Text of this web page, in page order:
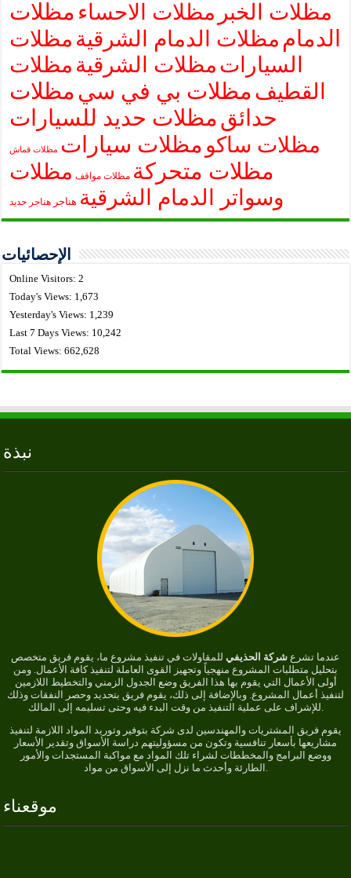
مظلات الخبر مظلات الاحساء مظلات
الدمام مظلات الدمام الشرقية مظلات
السياراتمظلات الشرقية مظلات
القطيفمظلات بي في سيمظلات
حدائقمظلات حديد للسيارات
مظلات ساكو مظلات سيارات مظلات قماش
مظلات متحركة مظلات مواقف مظلات
وسواتر الدمام الشرقية هناجر هناجر حديد
الإحصائيات
Online Visitors:2
Today's Views: 1,673
Yesterday's Views: 1,239
Last 7 Days Views: 10,242
Total Views:662,628
نبذة
عندما تشرع شركة الحذيفي للمقاولات في تنفيذ مشروع ما، يقوم فريق متخصص
بتحليل متطلبات المشروع منهجياً وتجهيز القوى العاملة لتنفيذ كافة الأعمال. ومن
أولى الأعمال التي يقوم بها هذا الفريق وضع الجدول الزمني والتخطيط اللازمين
لتنفيذ أعمال المشروع. وبالإضافة إلى ذلك، يقوم فريق بتحديد وحصر النفقات وذلك
يقوم فريق المشتريات والمهندسين لدى شركة بتوفير وتوريد المواد اللازمة لتنفيذ
مشاريعها بأسعار تنافسية وتكون من مسؤوليتهم دراسة الأسواق وتقدير الأسعار
ووضع البرامج والمخططات لشراء تلك المواد مع مواكبة المستجدات والأمور
موقعناء